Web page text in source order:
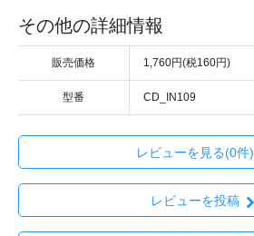
その他の詳細情報
販売価格 1,760円(税160円)
型番 CD_IN109
レビューを見る(0件)
レビューを投稿